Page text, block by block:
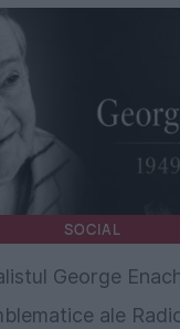
SOCIAL
George
ale